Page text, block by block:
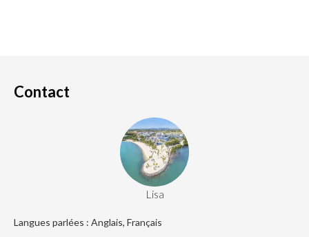
Contact
Lisa
Langues parlées : Anglais, Français